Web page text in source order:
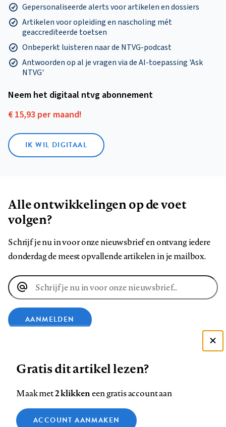
Gepersonaliseerde alerts voor artikelen en dossiers
Artikelen voor opleiding en nascholing mét
geaccrediteerde toetsen
Onbeperkt luisteren naar de NTVG-podcast
Antwoorden op al je vragen via de AI-toepassing 'Ask
NTVG'
Neem het digitaal ntvg abonnement
€ 15,93 per maand!
IK WIL DIGITAAL
Alle ontwikkelingen op de voet
volgen?
Schrijf je nu in voor onze nieuwsbrief en ontvang iedere
donderdag de meest opvallende artikelen in je mailbox.
E-
mailadres
AANMELDEN
op
op
op
ons
op
Contact Colofon Disclaimer Privacy
Zie onze cookie policy
Gratis dit artikel lezen?
Maak met2 klikkeneen gratis account aan
ACCOUNT AANMAKEN